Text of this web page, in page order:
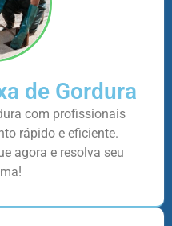
de Gordura
com profissionais
rápido e eficiente.
agora e resolva seu